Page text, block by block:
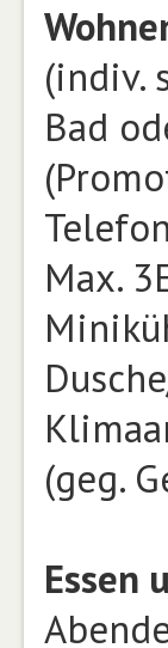
(indiv.
Bad
Max.
(geg.
Essen